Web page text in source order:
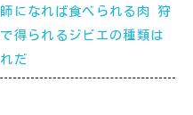
になれば食べられる肉 狩
得られるジビエの種類は
だ